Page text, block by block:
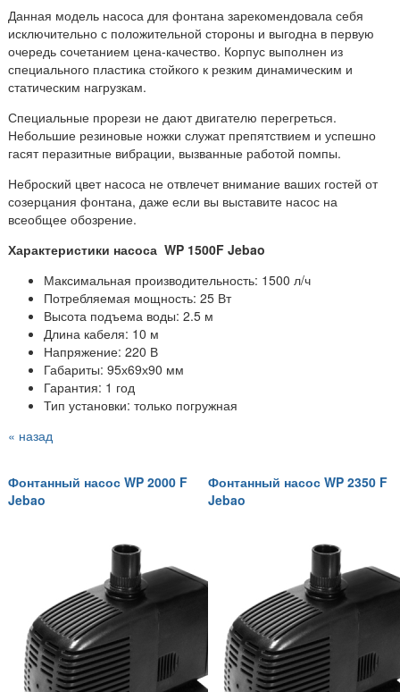
Данная модель насоса для фонтана зарекомендовала себя
исключительно с положительной стороны и выгодна в первую
очередь сочетанием цена-качество. Корпус выполнен из
специального пластика стойкого к резким динамическим и
статическим нагрузкам.
Специальные прорези не дают двигателю перегреться.
Небольшие резиновые ножки служат препятствием и успешно
гасят перазитные вибрации, вызванные работой помпы.
Неброский цвет насоса не отвлечет внимание ваших гостей от
созерцания фонтана, даже если вы выставите насос на
всеобщее обозрение.
Характеристики насоса WP 1500F Jebao
Максимальная производительность: 1500 л/ч
Потребляемая мощность: 25 Вт
Высота подъема воды: 2.5 м
Длина кабеля: 10 м
Напряжение: 220 В
Габариты: 95х69х90 мм
Гарантия: 1 год
Тип установки: только погружная
« назад
Фонтанный насос WP 2000 F
Jebao
Фонтанный насос WP 2350 F
Jebao